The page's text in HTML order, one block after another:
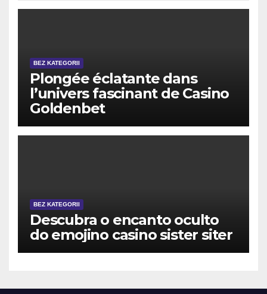
BEZ KATEGORII
Plongée éclatante dans
l’univers fascinant de Casino
Goldenbet
BEZ KATEGORII
Descubra o encanto oculto
do emojino casino sister siter